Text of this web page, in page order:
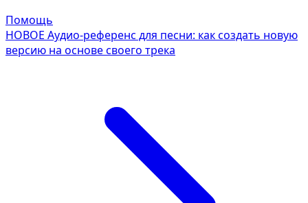
Помощь
НОВОЕ Аудио-референс для песни: как создать новую
версию на основе своего трека